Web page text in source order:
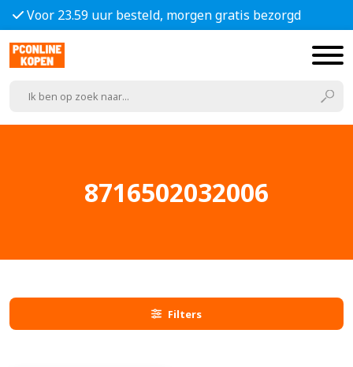
Voor 23.59 uur besteld, morgen gratis bezorgd
8716502032006
Filters